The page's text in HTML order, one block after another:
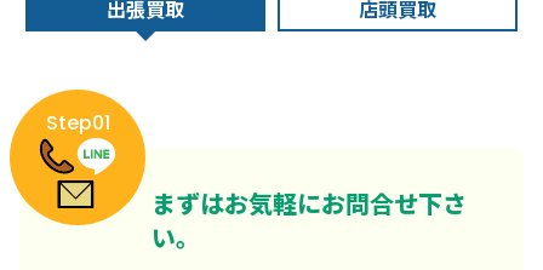
出張買取 店頭買取
Step01
まずはお気軽にお問合せ下さ
い。